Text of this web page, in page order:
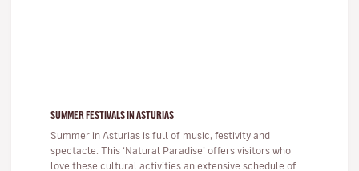
SUMMER FESTIVALS IN ASTURIAS
Summer in Asturias is full of music, festivity and
spectacle. This ‘Natural Paradise’ offers visitors who
love these cultural activities an extensive schedule of